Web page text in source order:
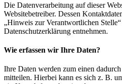
Die Datenverarbeitung auf dieser
Websitebetreiber. Dessen
„Hinweis zur Verantwortlichen
Datenschutzerklärung entnehmen.
Wie erfassen wir Ihre Daten?
Ihre Daten werden zum einen
mitteilen. Hierbei kann es sich z. B.